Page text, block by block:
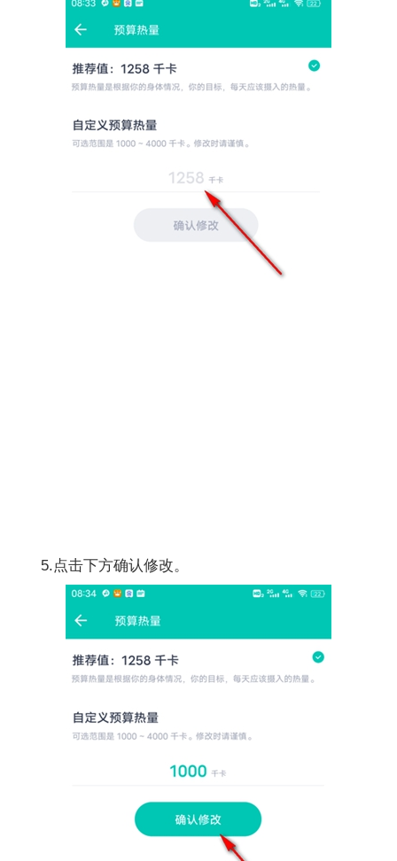
5.点击下方确认修改。